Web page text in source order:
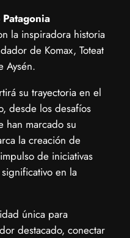
la inspiradora historia
de Komax, Toteat
Aysén.
su trayectoria en el
desde los desafíos
han marcado su
la creación de
de iniciativas
en la
única para
destacado, conectar